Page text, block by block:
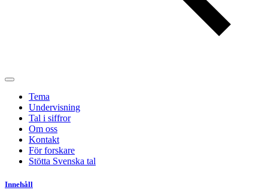
Tema
Undervisning
Tal i siffror
Om oss
Kontakt
För forskare
Stötta Svenska tal
Innehåll